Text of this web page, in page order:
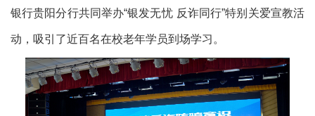
银行贵阳分行共同举办“银发无忧 反诈同行”特别关爱宣教活
动，吸引了近百名在校老年学员到场学习。